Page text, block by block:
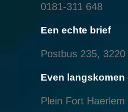
0181-311 648
Een echte brief
Postbus 235,
Even
Plein Fort